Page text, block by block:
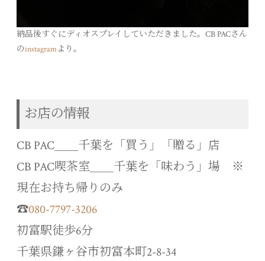
納品後すぐにディオスプレイしていただきました。CB PACさん
のinstagramより。
お店の情報
CB PAC＿＿千葉を「買う」「贈る」店
CB PAC喫茶室＿＿千葉を「味わう」場 ※
現在お持ち帰りのみ
☎︎080-7797-3206
初富駅徒歩6分
千葉県鎌ヶ谷市初富本町2-8-34